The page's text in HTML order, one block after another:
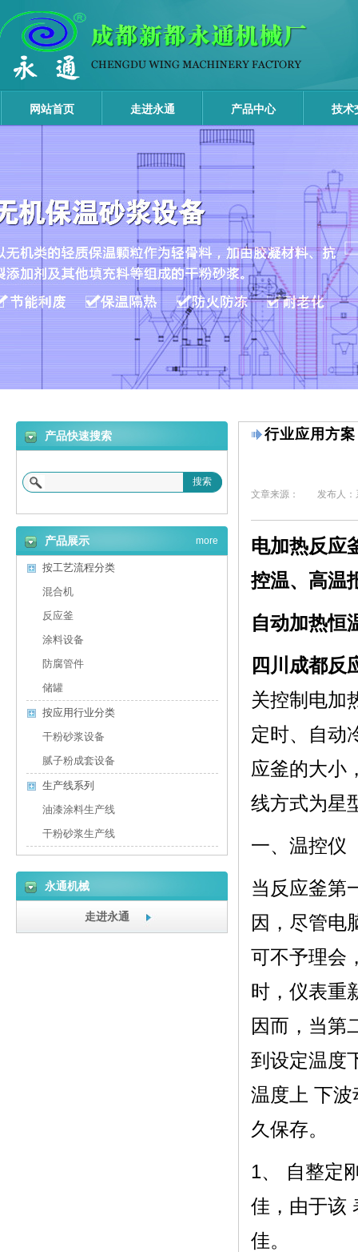
网站首页 走进永通 产品中心 技术
行业应用方案
文章来源： 发布人：
电加热反应
控温、高温
自动加热恒
四川成都反
关控制电加
定时、自动
应釜的大小
线方式为星
一、温控仪
当反应釜第
因，尽管电
可不予理会
时，仪表重
因而，当第
到设定温度
温度上 下
久保存。
1、 自整定
佳，由于该
佳。
产品快速搜索
搜索
产品展示
按工艺流程分类
混合机
反应釜
涂料设备
防腐管件
储罐
按应用行业分类
干粉砂浆设备
腻子粉成套设备
生产线系列
油漆涂料生产线
干粉砂浆生产线
more
永通机械
走进永通